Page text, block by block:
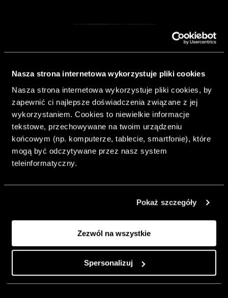
Nasza strona internetowa wykorzystuje pliki cookies
Nasza strona internetowa wykorzystuje pliki cookies, by
zapewnić ci najlepsze doświadczenia związane z jej
wykorzystaniem. Cookies to niewielkie informacje
tekstowe, przechowywane na twoim urządzeniu
końcowym (np. komputerze, tablecie, smartfonie), które
mogą być odczytywane przez nasz system
teleinformatyczny.
Pokaż szczegóły
Zezwól na wszystkie
Spersonalizuj
& Living 40.
„Dom bardziej
Twój. Odważ się
urządzić go
rzemiosło jako
punkt wyjścia
do wnętrz
pełnych
charakteru”.